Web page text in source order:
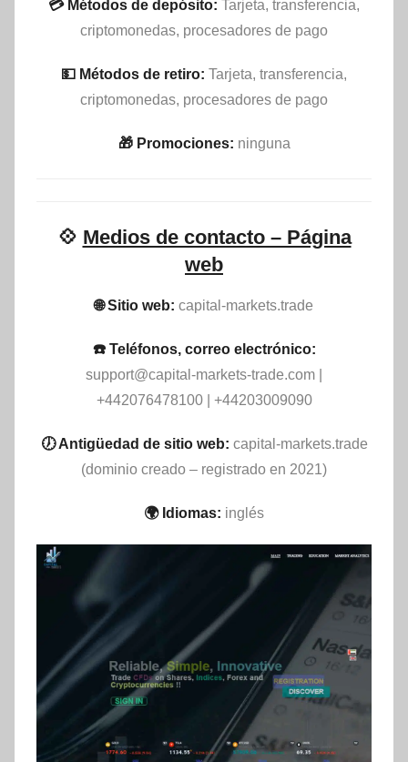
💳 Métodos de depósito: Tarjeta, transferencia,
criptomonedas, procesadores de pago
💵​ Métodos de retiro: Tarjeta, transferencia,
criptomonedas, procesadores de pago
🎁 Promociones: ninguna
💠 Medios de contacto – Página
web
🌐 Sitio web: capital-markets.trade
☎️ Teléfonos, correo electrónico:
support@capital-markets-trade.com
+442076478100 | +44203009090
🕖 Antigüedad de sitio web: capital-markets.trade
(dominio creado – registrado en 2021)
🌍 Idiomas: inglés